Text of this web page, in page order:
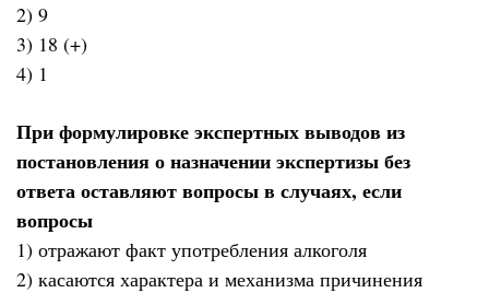
2) 9
3) 18 (+)
4) 1
При формулировке экспертных выводов из
постановления о назначении экспертизы без
ответа оставляют вопросы в случаях, если
вопросы
1) отражают факт употребления алкоголя
2) касаются характера и механизма причинения